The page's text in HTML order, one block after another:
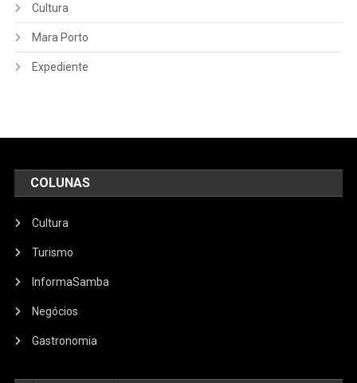
Cultura
Mara Porto
Expediente
COLUNAS
Cultura
Turismo
InformaSamba
Negócios
Gastronomia